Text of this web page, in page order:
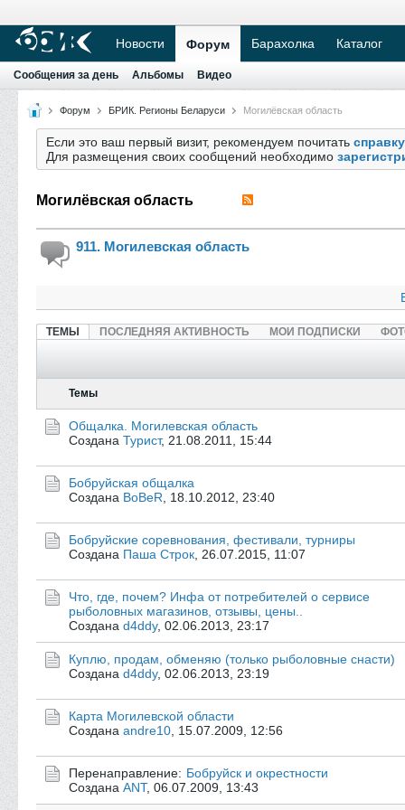
Новости Форум Барахолка Каталог
Сообщения за день Альбомы Видео
Форум БРИК. Регионы Беларуси Могилёвская область
Если это ваш первый визит, рекомендуем почитать справку
Для размещения своих сообщений необходимо
Могилёвская область
911. Могилевская область
ТЕМЫ ПОСЛЕДНЯЯ АКТИВНОСТЬ МОИ ПОДПИСКИ
Темы
Общалка. Могилевская область
Создана Турист, 21.08.2011, 15:44
Бобруйская общалка
Создана BoBeR 18.10.2012, 23:40
Бобруйские соревнования, фестивали, турниры
Создана Паша Строк 26.07.2015, 11:07
Что, где, почем? Инфа от потребителей о сервисе
рыболовных магазинов, отзывы, цены..
Создана d4ddy, 02.06.2013, 23:17
Куплю, продам, обменяю (только рыболовные снасти)
Создана d4ddy, 02.06.2013, 23:19
Карта Могилевской области
Создана andre10 15.07.2009, 12:56
Перенаправление: Бобруйск и окрестности
Создана ANT, 06.07.2009, 13:43